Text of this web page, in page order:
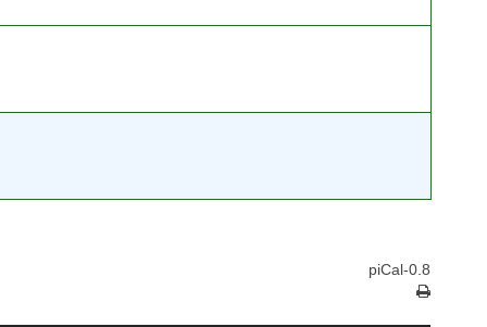
piCal-0.8